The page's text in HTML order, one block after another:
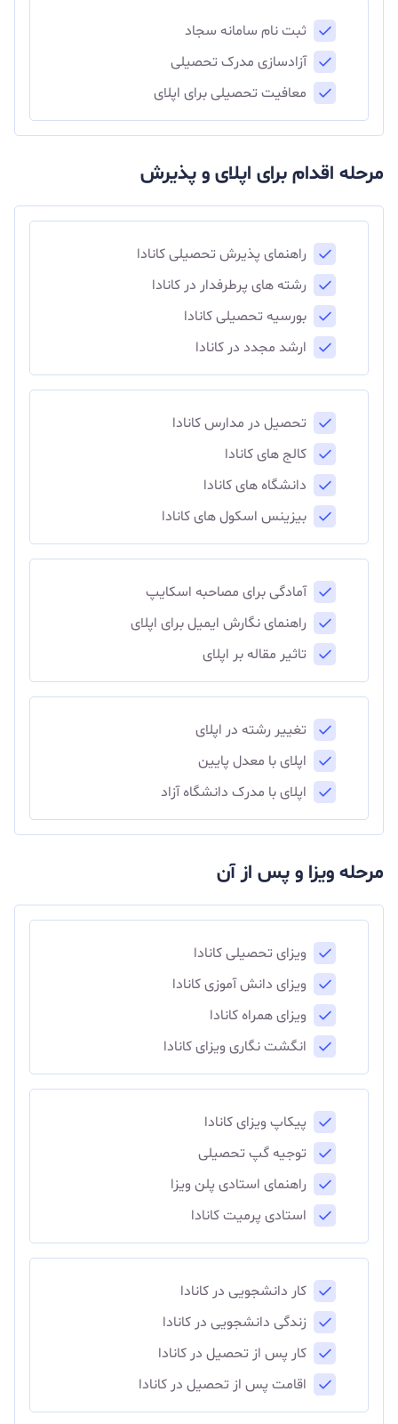
ثبت نام سامانه سجاد
آزادسازی مدرک تحصیلی
معافیت تحصیلی برای اپلای
مرحله اقدام برای اپلای و پذیرش
راهنمای پذیرش تحصیلی کانادا
رشته های پرطرفدار در کانادا
بورسیه تحصیلی کانادا
ارشد مجدد در کانادا
تحصیل در مدارس کانادا
کالج های کانادا
دانشگاه های کانادا
بیزینس اسکول های کانادا
آمادگی برای مصاحبه اسکایپ
راهنمای نگارش ایمیل برای اپلای
تاثیر مقاله بر اپلای
تغییر رشته در اپلای
اپلای با معدل پایین
اپلای با مدرک دانشگاه آزاد
مرحله ویزا و پس از آن
ویزای تحصیلی کانادا
ویزای دانش آموزی کانادا
ویزای همراه کانادا
انگشت نگاری ویزای کانادا
پیکاپ ویزای کانادا
توجیه گپ تحصیلی
راهنمای استادی پلن ویزا
استادی پرمیت کانادا
کار دانشجویی در کانادا
زندگی دانشجویی در کانادا
کار پس از تحصیل در کانادا
اقامت پس از تحصیل در کانادا